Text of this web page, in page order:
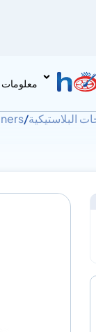
معلومات
البلاستيكية/